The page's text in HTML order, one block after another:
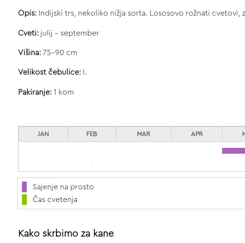
Opis: Indijski trs, nekoliko nižja sorta. Lososovo rožnati cvetovi,
Cveti: julij - september
Višina: 75-90 cm
Velikost čebulice: I.
Pakiranje: 1 kom
JAN FEB MAR APR
- - - -
- - - -
Sajenje na prosto
Čas cvetenja
Kako skrbimo za kane